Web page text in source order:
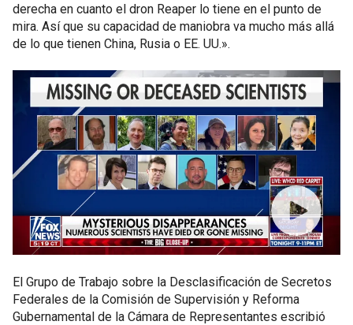
derecha en cuanto el dron Reaper lo tiene en el punto de
mira. Así que su capacidad de maniobra va mucho más allá
de lo que tienen China, Rusia o EE. UU.».
El Grupo de Trabajo sobre la Desclasificación de Secretos
Federales de la Comisión de Supervisión y Reforma
Gubernamental de la Cámara de Representantes escribió